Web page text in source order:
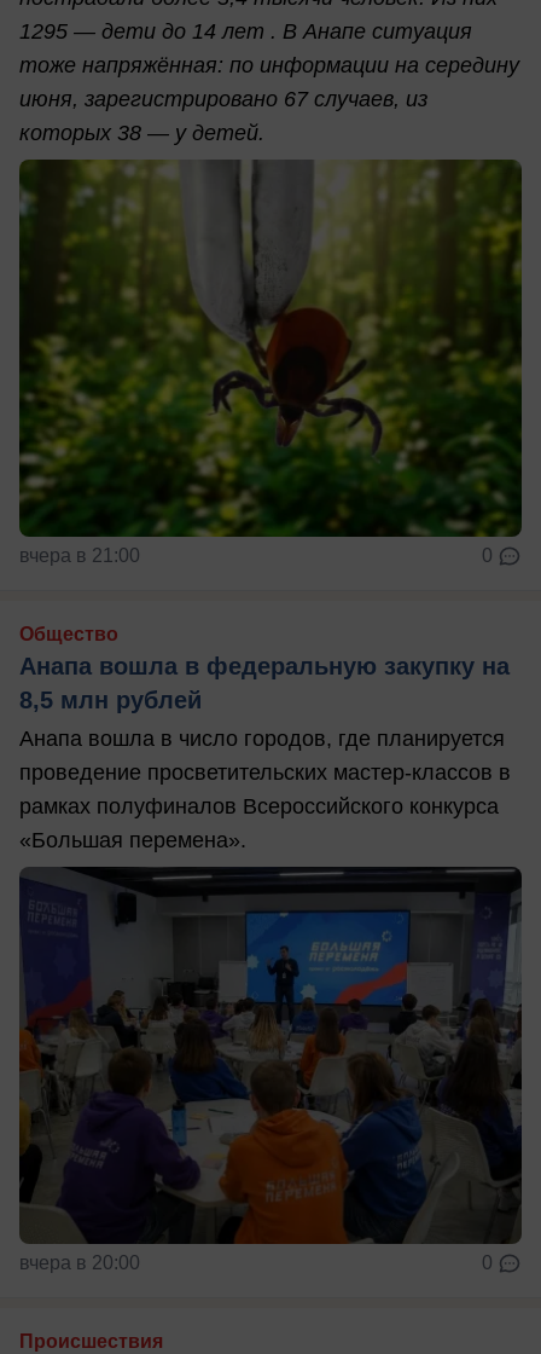
1295 — дети до 14 лет . В Анапе ситуация
тоже напряжённая: по информации на середину
июня, зарегистрировано 67 случаев, из
которых 38 — у детей.
вчера в 21:00 0
Общество
Анапа вошла в федеральную закупку на
8,5 млн рублей
Анапа вошла в число городов, где планируется
проведение просветительских мастер-классов в
рамках полуфиналов Всероссийского конкурса
«Большая перемена».
вчера в 20:00 0
Происшествия